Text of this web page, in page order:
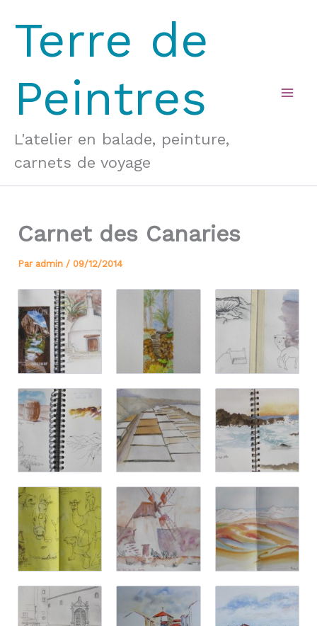
contenu
Terre de
Peintres
L'atelier en balade, peinture,
carnets de voyage
Carnet des Canaries
Par admin / 09/12/2014